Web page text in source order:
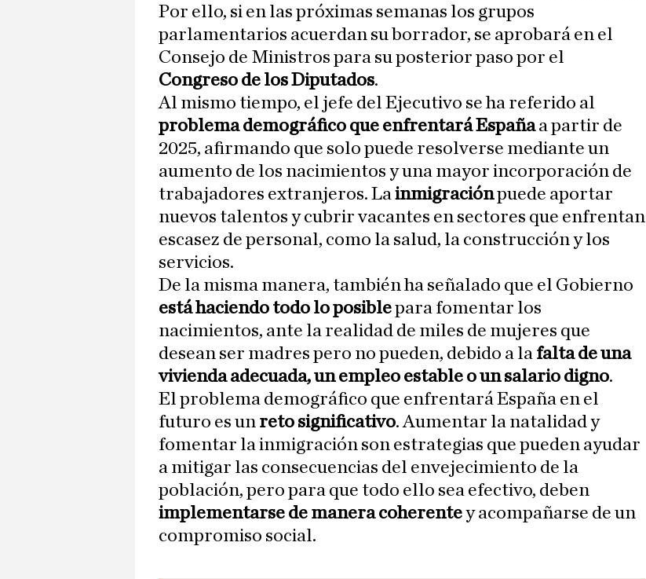
Por ello, si en las próximas semanas los grupos
parlamentarios acuerdan su borrador, se aprobará en el
Consejo de Ministros para su posterior paso por el
Congreso de los Diputados.
Al mismo tiempo, el jefe del Ejecutivo se ha referido al
problema demográfico que enfrentará Españaa partir de
2025, afirmando que solo puede resolverse mediante un
aumento de los nacimientos y una mayor incorporación de
trabajadores extranjeros. Lainmigraciónpuede aportar
nuevos talentos y cubrir vacantes en sectores que enfrentan
escasez de personal, como la salud, la construcción y los
servicios.
De la misma manera, también ha señalado que el Gobierno
está haciendo todo lo posiblepara fomentar los
nacimientos, ante la realidad de miles de mujeres que
desean ser madres pero no pueden, debido a la falta de una
vivienda adecuada, un empleo estable o un salario digno.
El problema demográfico que enfrentará España en el
futuro es un reto significativo. Aumentar la natalidad y
fomentar la inmigración son estrategias que pueden ayudar
a mitigar las consecuencias del envejecimiento de la
población, pero para que todo ello sea efectivo, deben
implementarse de manera coherentey acompañarse de un
compromiso social.